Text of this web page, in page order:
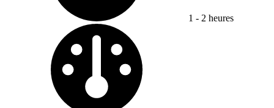
1 - 2 heures